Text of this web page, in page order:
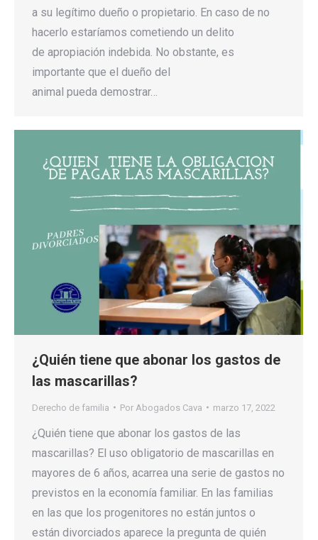
a su legítimo dueño o propietario. En caso de no
hacerlo estaríamos cometiendo un delito
de apropiación indebida. No obstante, es
importante que el dueño del
animal pueda demostrar…
¿Quién tiene que abonar los gastos de
las mascarillas?
Derecho de familia Por Abogados Cava marzo 17, 2022
¿Quién tiene que abonar los gastos de las
mascarillas? El uso obligatorio de mascarillas en
mayores de 6 años, acarrea una serie de gastos no
previstos en la economía familiar. En las familias
en las que los progenitores no están juntos o
están divorciados aparece la pregunta de quién